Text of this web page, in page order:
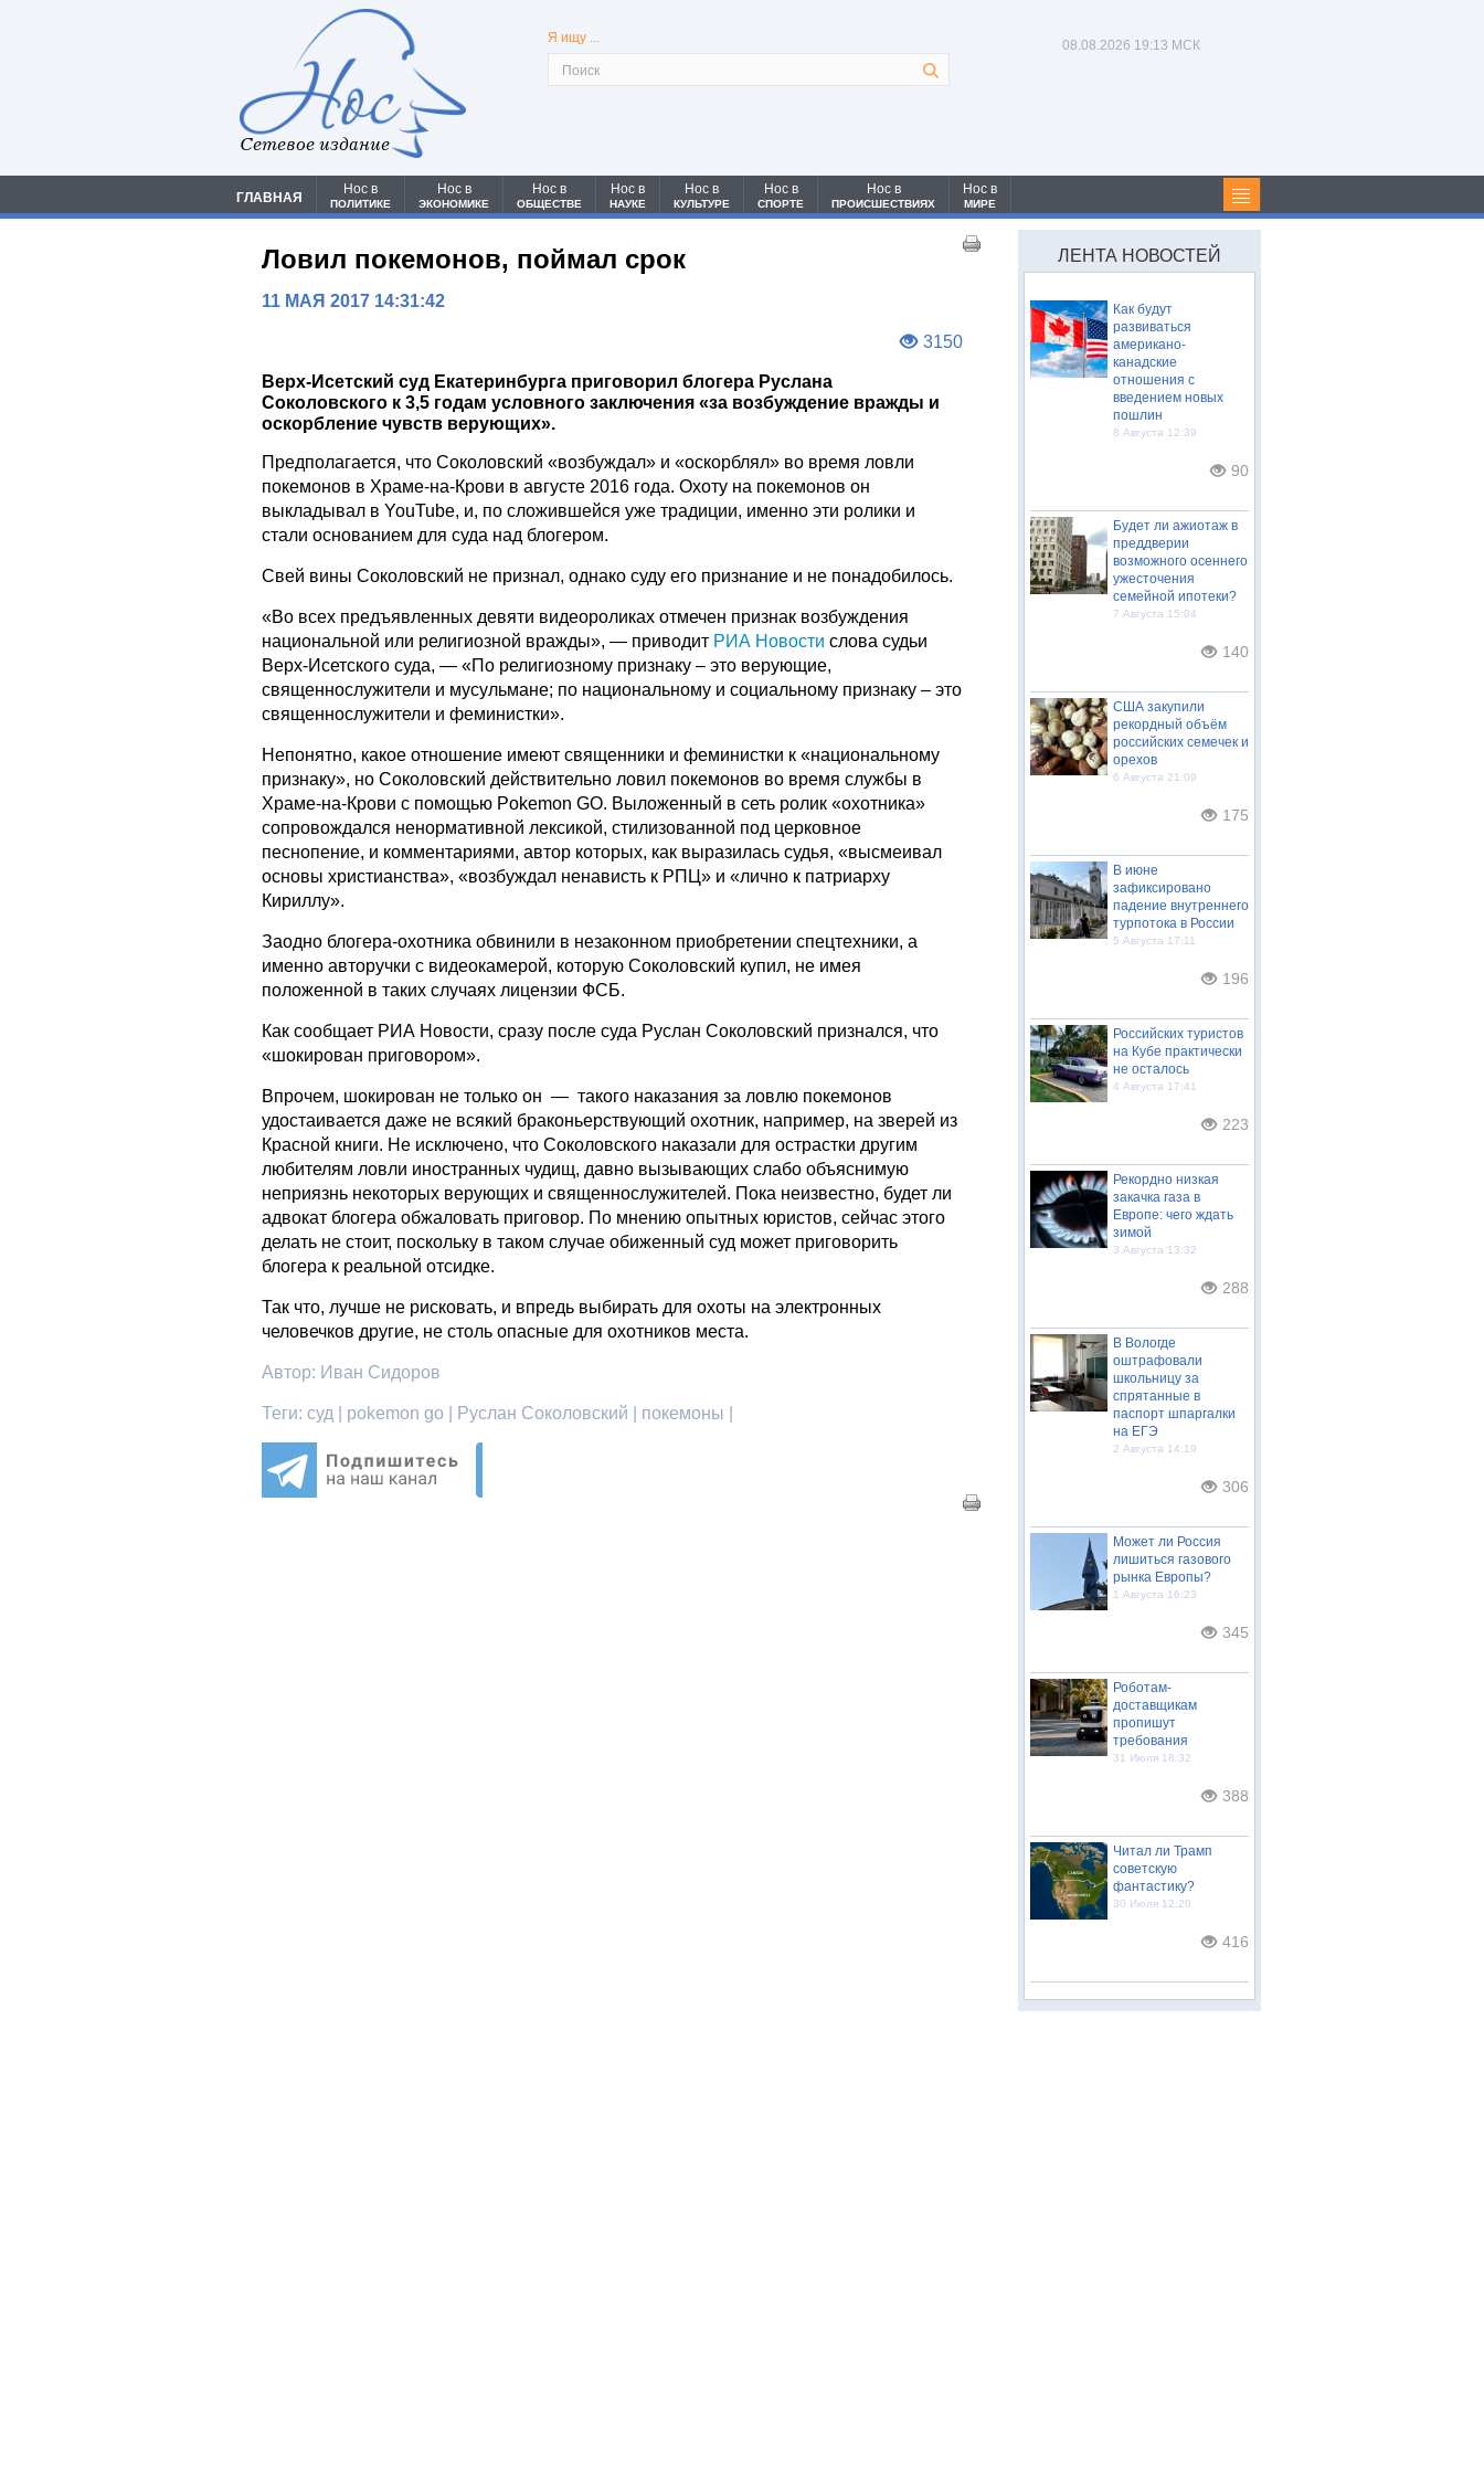
Сетевое издание
Я ищу ... 08.08.2026 19:13 МСК
ГЛАВНАЯ
Нос в
ПОЛИТИКЕ
Нос в
ЭКОНОМИКЕ
Нос в
ОБЩЕСТВЕ
Нос в
НАУКЕ
Нос в
КУЛЬТУРЕ
Нос в
СПОРТЕ
Нос в
ПРОИСШЕСТВИЯХ
Нос в
МИРЕ
Ловил покемонов, поймал срок
11 МАЯ 2017 14:31:42
3150
Верх-Исетский суд Екатеринбурга приговорил блогера Руслана
Соколовского к 3,5 годам условного заключения «за возбуждение вражды и
оскорбление чувств верующих».
Предполагается, что Соколовский «возбуждал» и «оскорблял» во время ловли
покемонов в Храме-на-Крови в августе 2016 года. Охоту на покемонов он
выкладывал в YouTube, и, по сложившейся уже традиции, именно эти ролики и
стали основанием для суда над блогером.
Свей вины Соколовский не признал, однако суду его признание и не понадобилось.
«Во всех предъявленных девяти видеороликах отмечен признак возбуждения
национальной или религиозной вражды», — приводит РИА Новости слова судьи
Верх-Исетского суда, — «По религиозному признаку – это верующие,
священнослужители и мусульмане; по национальному и социальному признаку – это
священнослужители и феминистки».
Непонятно, какое отношение имеют священники и феминистки к «национальному
признаку», но Соколовский действительно ловил покемонов во время службы в
Храме-на-Крови с помощью Pokemon GO. Выложенный в сеть ролик «охотника»
сопровождался ненормативной лексикой, стилизованной под церковное
песнопение, и комментариями, автор которых, как выразилась судья, «высмеивал
основы христианства», «возбуждал ненависть к РПЦ» и «лично к патриарху
Кириллу».
Заодно блогера-охотника обвинили в незаконном приобретении спецтехники, а
именно авторучки с видеокамерой, которую Соколовский купил, не имея
положенной в таких случаях лицензии ФСБ.
Как сообщает РИА Новости, сразу после суда Руслан Соколовский признался, что
«шокирован приговором».
Впрочем, шокирован не только он — такого наказания за ловлю покемонов
удостаивается даже не всякий браконьерствующий охотник, например, на зверей из
Красной книги. Не исключено, что Соколовского наказали для острастки другим
любителям ловли иностранных чудищ, давно вызывающих слабо объяснимую
неприязнь некоторых верующих и священнослужителей. Пока неизвестно, будет ли
адвокат блогера обжаловать приговор. По мнению опытных юристов, сейчас этого
делать не стоит, поскольку в таком случае обиженный суд может приговорить
блогера к реальной отсидке.
Так что, лучше не рисковать, и впредь выбирать для охоты на электронных
человечков другие, не столь опасные для охотников места.
Автор: Иван Сидоров
Теги:суд | pokemon go | Руслан Соколовский | покемоны |
ЛЕНТА НОВОСТЕЙ
Как будут
развиваться
американо-
канадские
отношения с
введением новых
пошлин
8 Августа 12:39
90
Будет ли ажиотаж в
преддверии
возможного осеннего
ужесточения
семейной ипотеки?
7 Августа 15:04
140
США закупили
рекордный объём
российских семечек и
орехов
6 Августа 21:09
175
В июне
зафиксировано
падение внутреннего
турпотока в России
5 Августа 17:11
196
Российских туристов
на Кубе практически
не осталось
4 Августа 17:41
223
Рекордно низкая
закачка газа в
Европе: чего ждать
зимой
3 Августа 13:32
288
В Вологде
оштрафовали
школьницу за
спрятанные в
паспорт шпаргалки
на ЕГЭ
2 Августа 14:19
306
Может ли Россия
лишиться газового
рынка Европы?
1 Августа 16:23
345
Роботам-
доставщикам
пропишут
требования
31 Июля 18:32
388
Читал ли Трамп
советскую
фантастику?
30 Июля 12:20
416